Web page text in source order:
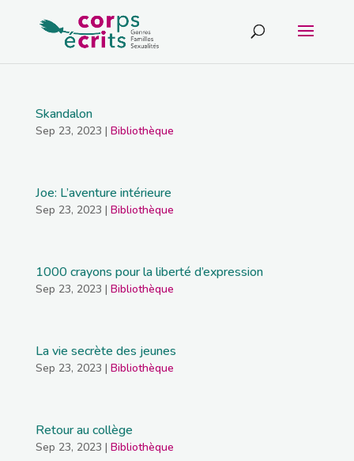
Skandalon
Sep 23, 2023 | Bibliothèque
Joe: L’aventure intérieure
Sep 23, 2023 | Bibliothèque
1000 crayons pour la liberté d’expression
Sep 23, 2023 | Bibliothèque
La vie secrète des jeunes
Sep 23, 2023 | Bibliothèque
Retour au collège
Sep 23, 2023 | Bibliothèque